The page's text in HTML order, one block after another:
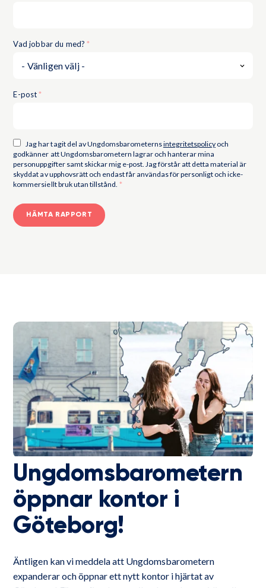
Vad jobbar du med? *
E-post *
Jag har tagit del av Ungdomsbarometernsintegritetspolicy och
godkänner att Ungdomsbarometern lagrar och hanterar mina
personuppgifter samt skickar mig e-post. Jag förstår att detta material är
skyddat av upphovsrätt och endast får användas för personligt och icke-
kommersiellt bruk utan tillstånd. *
Ungdomsbarometern
öppnar kontor i
Göteborg!
Äntligen kan vi meddela att Ungdomsbarometern
expanderar och öppnar ett nytt kontor i hjärtat av